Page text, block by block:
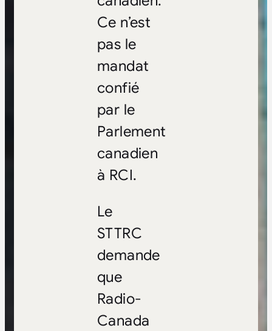
Ce n’est
pas le
mandat
confié
par le
Parlement
canadien
à RCI.
Le
STTRC
demande
que
Radio-
Canada